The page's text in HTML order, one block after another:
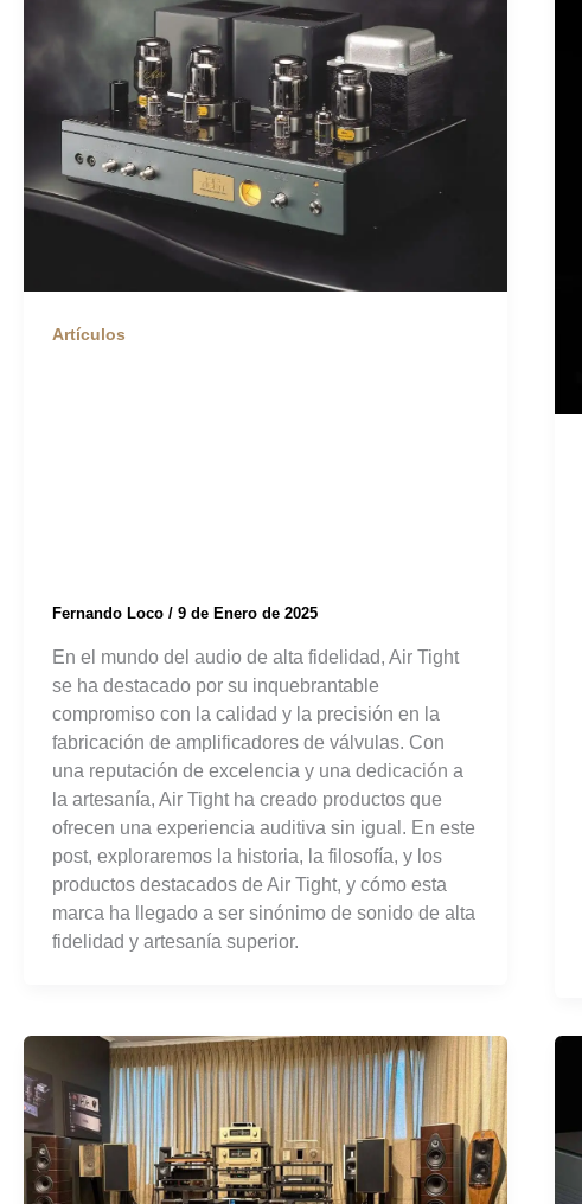
Artículos
Fernando Loco / 9 de Enero de 2025
En el mundo del audio de alta fidelidad, Air Tight
se ha destacado por su inquebrantable
compromiso con la calidad y la precisión en la
fabricación de amplificadores de válvulas. Con
una reputación de excelencia y una dedicación a
la artesanía, Air Tight ha creado productos que
ofrecen una experiencia auditiva sin igual. En este
post, exploraremos la historia, la filosofía, y los
productos destacados de Air Tight, y cómo esta
marca ha llegado a ser sinónimo de sonido de alta
fidelidad y artesanía superior.